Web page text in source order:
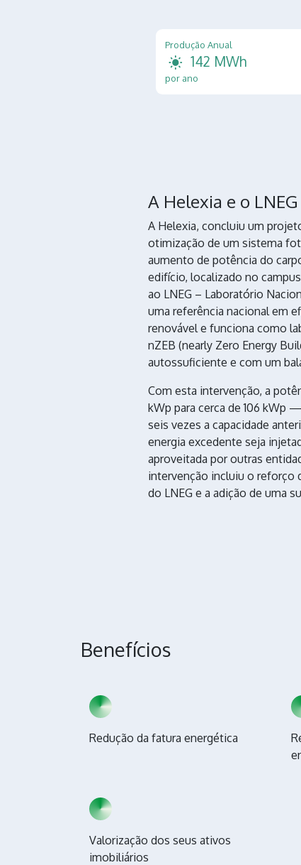
Produção Anual
142 MWh
por ano
A Helexia e o LNEG
A Helexia, concluiu um
otimização de um sistema
aumento de potência do
edifício, localizado no
ao LNEG – Laboratório
uma referência nacional em
renovável e funciona como
nZEB (nearly Zero Energy
autossuficiente e com um
Com esta intervenção, a
kWp para cerca de 106 kWp
seis vezes a capacidade
energia excedente seja
aproveitada por outras
intervenção incluiu o reforço
do LNEG e a adição de uma
Benefícios
Redução da fatura energética
Valorização dos seus ativos
imobiliários